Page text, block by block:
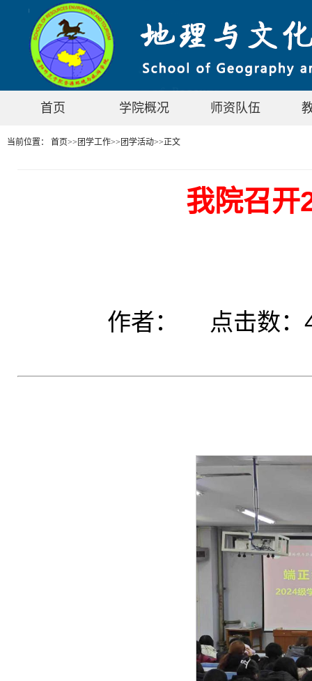
首页 学院概况 师资队伍
当前位置： 首页>> 团学工作>> 团学活动>>正文
我院召开
作者： 点击数：